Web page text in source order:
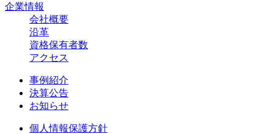
企業情報
会社概要
沿革
資格保有者数
アクセス
事例紹介
決算公告
お知らせ
個人情報保護方針